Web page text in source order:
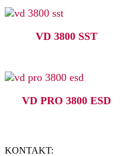
VD 3800 SST
VD PRO 3800 ESD
KONTAKT: